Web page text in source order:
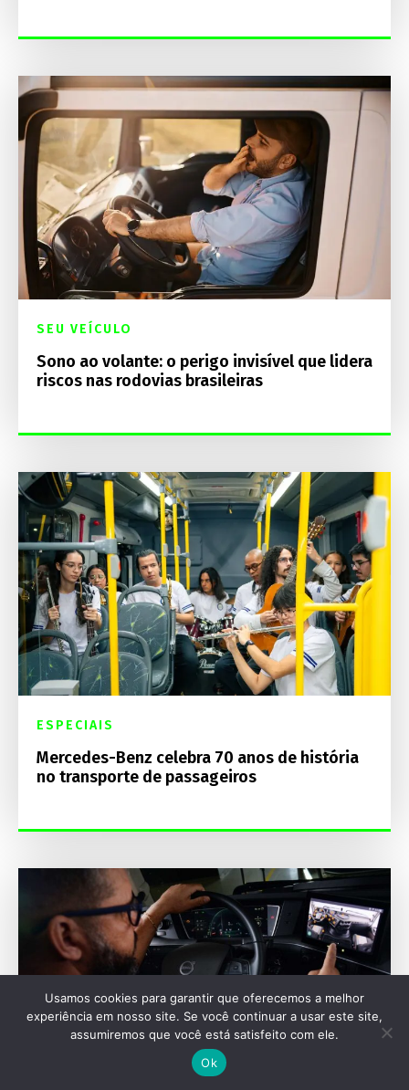
SEU VEÍCULO
Sono ao volante: o perigo invisível que lidera
riscos nas rodovias brasileiras
ESPECIAIS
Mercedes-Benz celebra 70 anos de história
no transporte de passageiros
Usamos cookies para garantir que oferecemos a melhor
experiência em nosso site. Se você continuar a usar este site,
assumiremos que você está satisfeito com ele.
Ok